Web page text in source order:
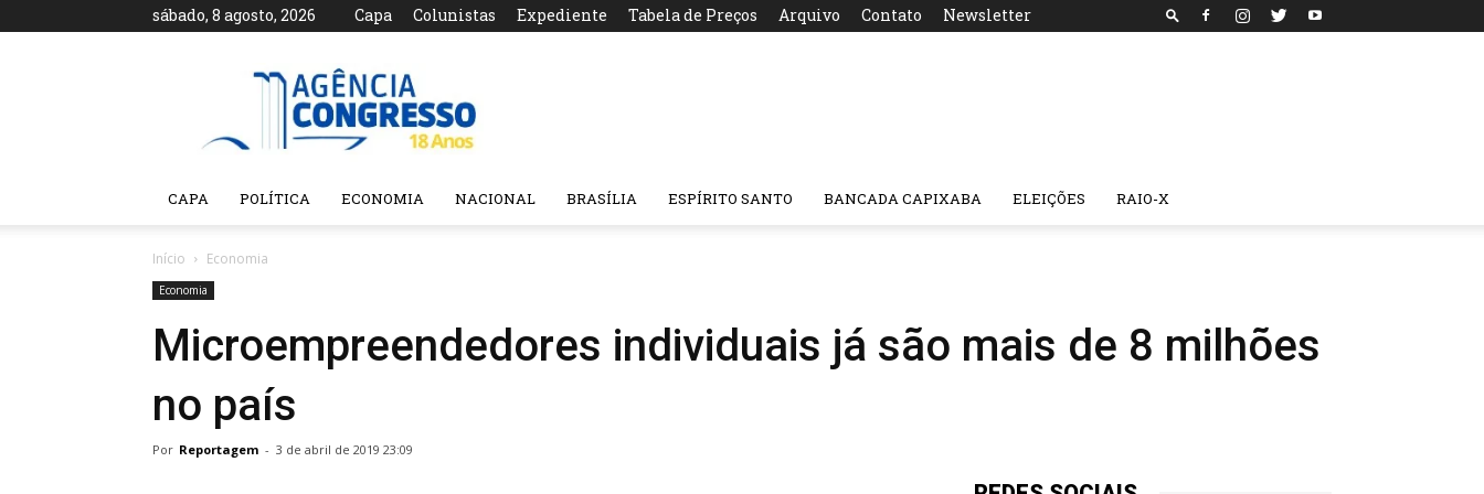
sábado, 8 agosto, 2026 Capa Colunistas Expediente Tabela de Preços Arquivo Contato Newsletter
Agência
CAPA POLÍTICA ECONOMIA NACIONAL BRASÍLIA ESPÍRITO SANTO BANCADA CAPIXABA ELEIÇÕES RAIO-X
Início Economia
Economia
Microempreendedores individuais já são mais de 8 milhões
no país
Por Reportagem - 3 de abril de 2019 23:09